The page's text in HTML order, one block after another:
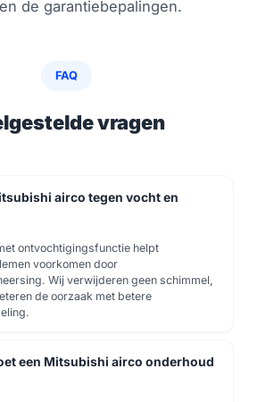
de garantiebepalingen.
FAQ
vragen
airco tegen vocht en
ontvochtigingsfunctie helpt
voorkomen door
Wij verwijderen geen schimmel,
de oorzaak met betere
een Mitsubishi airco onderhoud